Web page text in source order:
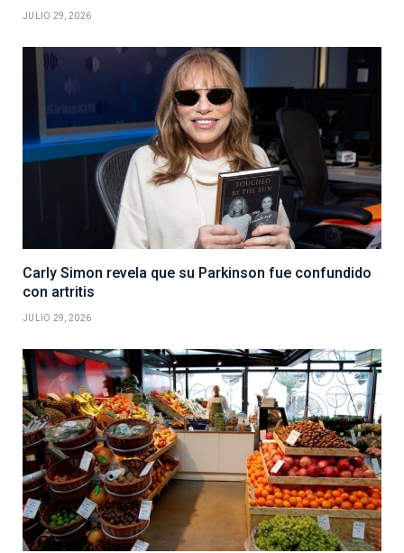
JULIO 29, 2026
Carly Simon revela que su Parkinson fue confundido
con artritis
JULIO 29, 2026